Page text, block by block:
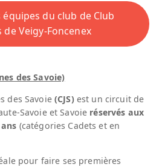
équipes du club de Club
de Veigy-Foncenex
des Savoie)
des Savoie(CJS)est un circuit de
Savoie et Savoie réservés aux
(catégories Cadets et en
pour faire ses premières